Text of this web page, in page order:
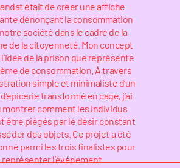
était de créer une affiche
dénonçant la consommation
société dans le cadre de la
de la citoyenneté. Mon concept
de la prison que représente
de consommation. À travers
simple et minimaliste d’un
transformé en cage, j’ai
montrer comment les individus
être piégés par le désir constant
des objets. Ce projet a été
parmi les trois finalistes pour
représenter l’événement.